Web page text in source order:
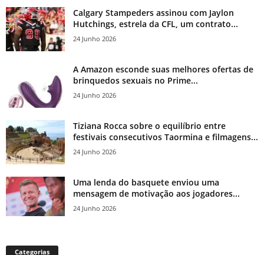
Calgary Stampeders assinou com Jaylon
Hutchings, estrela da CFL, um contrato...
24 Junho 2026
A Amazon esconde suas melhores ofertas de
brinquedos sexuais no Prime...
24 Junho 2026
Tiziana Rocca sobre o equilíbrio entre
festivais consecutivos Taormina e filmagens...
24 Junho 2026
Uma lenda do basquete enviou uma
mensagem de motivação aos jogadores...
24 Junho 2026
Categorias